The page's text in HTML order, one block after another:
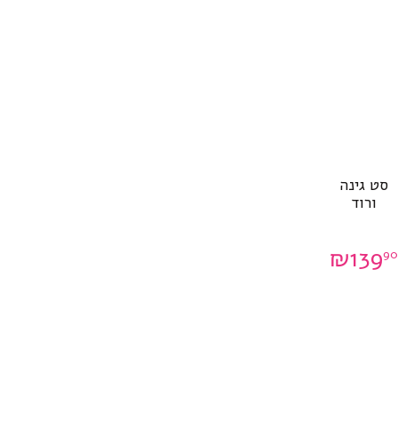
סט גינה
ורוד
₪13990